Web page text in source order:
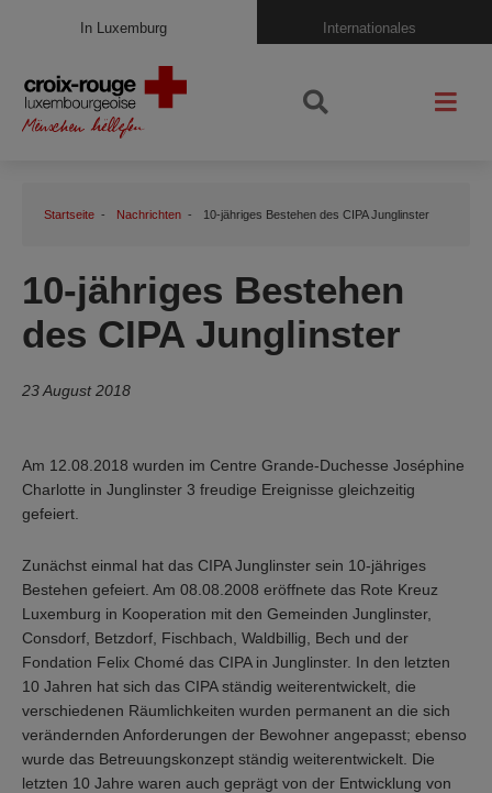
In Luxemburg Internationales
Startseite Nachrichten 10-jähriges Bestehen des CIPA Junglinster
10-jähriges Bestehen
des CIPA Junglinster
23 August 2018
Am 12.08.2018 wurden im Centre Grande-Duchesse Joséphine
Charlotte in Junglinster 3 freudige Ereignisse gleichzeitig
gefeiert.
Zunächst einmal hat das CIPA Junglinster sein 10-jähriges
Bestehen gefeiert. Am 08.08.2008 eröffnete das Rote Kreuz
Luxemburg in Kooperation mit den Gemeinden Junglinster,
Consdorf, Betzdorf, Fischbach, Waldbillig, Bech und der
Fondation Felix Chomé das CIPA in Junglinster. In den letzten
10 Jahren hat sich das CIPA ständig weiterentwickelt, die
verschiedenen Räumlichkeiten wurden permanent an die sich
verändernden Anforderungen der Bewohner angepasst; ebenso
wurde das Betreuungskonzept ständig weiterentwickelt. Die
letzten 10 Jahre waren auch geprägt von der Entwicklung von